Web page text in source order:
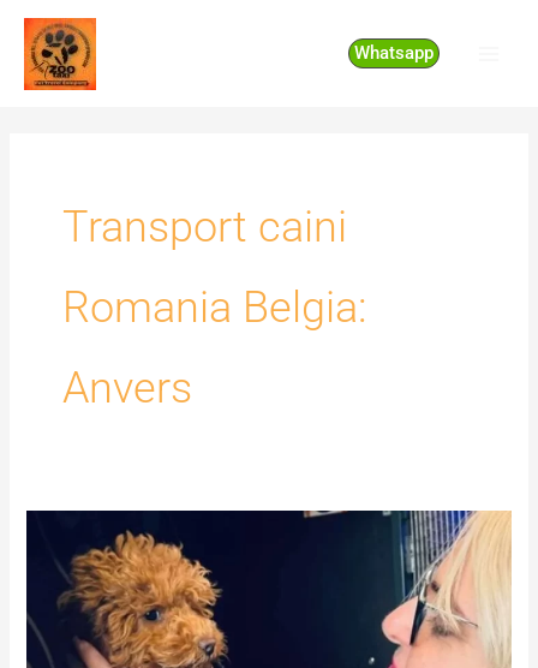
Skip
content
Whatsapp
Transport caini
Romania Belgia:
Anvers
caini
Romania
Belgia:
Anvers,